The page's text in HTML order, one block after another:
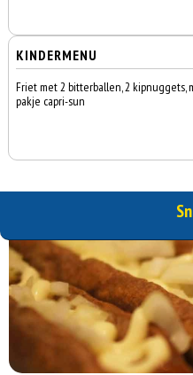
KINDERMENU
Friet met 2 bitterballen, 2 kipnuggets,
pakje capri-sun